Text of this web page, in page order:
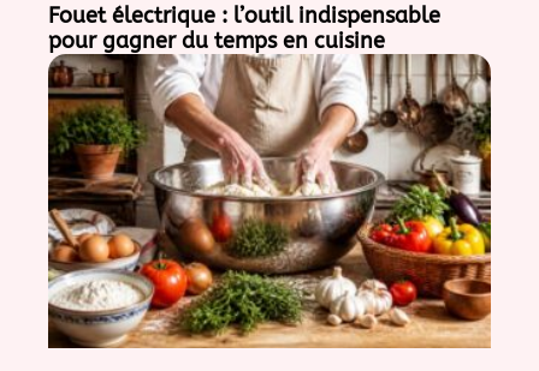
Fouet électrique : l’outil indispensable
pour gagner du temps en cuisine